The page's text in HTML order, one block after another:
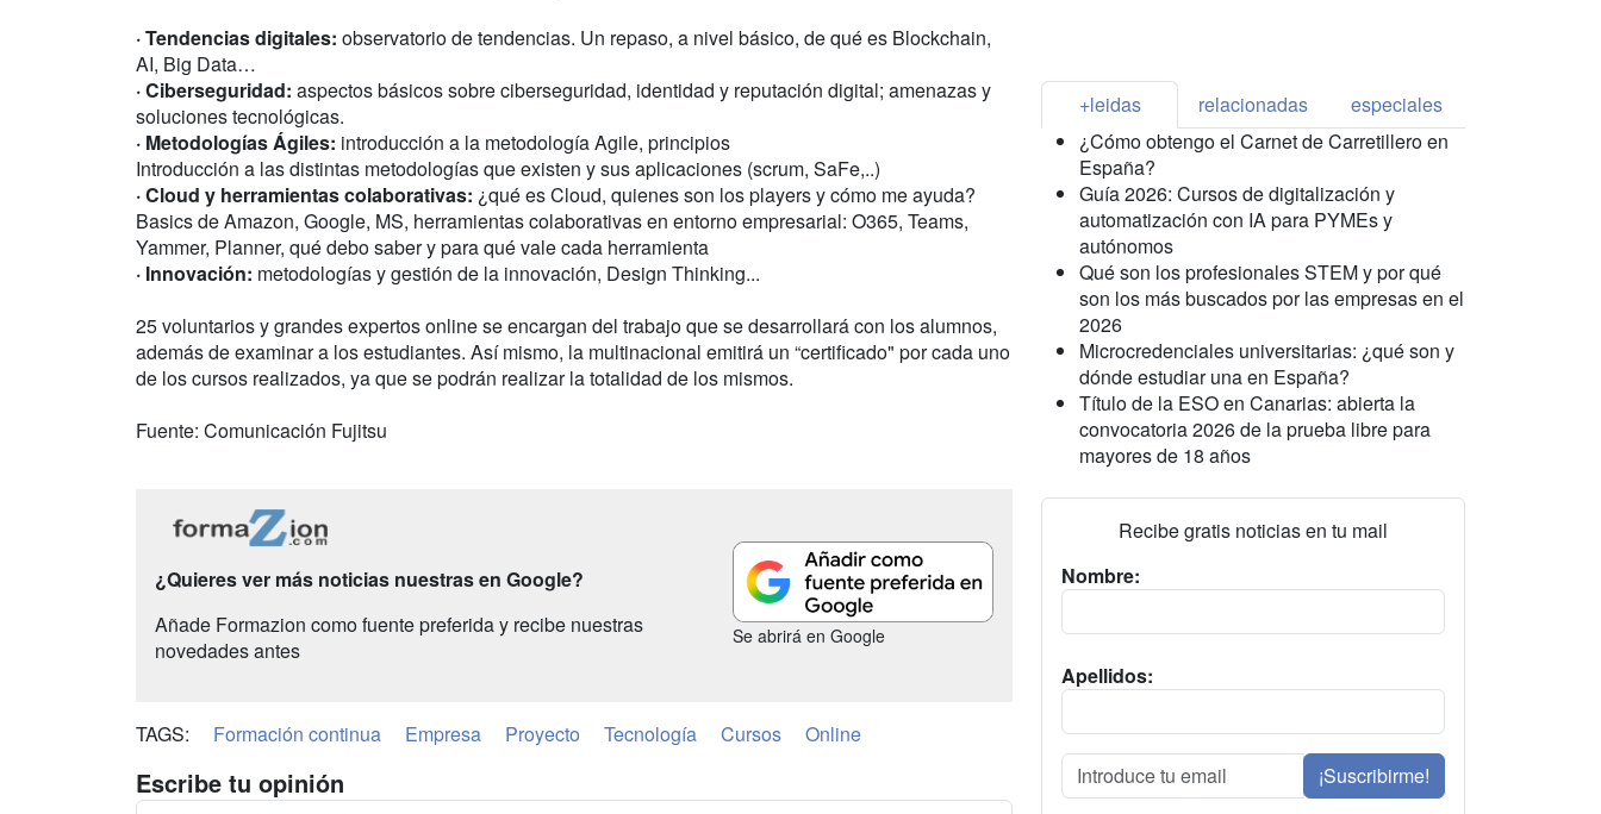
· Tendencias digitales: observatorio de tendencias. Un repaso, a nivel básico, de qué es Blockchain,
AI, Big Data…
· Ciberseguridad: aspectos básicos sobre ciberseguridad, identidad y reputación digital; amenazas y
soluciones tecnológicas.
· Metodologías Ágiles: introducción a la metodología Agile, principios
Introducción a las distintas metodologías que existen y sus aplicaciones (scrum, SaFe,..)
· Cloud y herramientas colaborativas: ¿qué es Cloud, quienes son los players y cómo me ayuda?
Basics de Amazon, Google, MS, herramientas colaborativas en entorno empresarial: O365, Teams,
Yammer, Planner, qué debo saber y para qué vale cada herramienta
· Innovación: metodologías y gestión de la innovación, Design Thinking...
25 voluntarios y grandes expertos online se encargan del trabajo que se desarrollará con los alumnos,
además de examinar a los estudiantes. Así mismo, la multinacional emitirá un “certificado" por cada uno
de los cursos realizados, ya que se podrán realizar la totalidad de los mismos.
Fuente: Comunicación Fujitsu
¿Quieres ver más noticias nuestras en Google?
Añade Formazion como fuente preferida y recibe nuestras
novedades antes
Se abrirá en Google
TAGS: Formación continua Empresa Proyecto Tecnología Cursos Online
Escribe tu opinión
+leidas relacionadas
especiales
¿Cómo obtengo el Carnet de Carretillero en
España?
Guía 2026: Cursos de digitalización y
automatización con IA para PYMEs y
autónomos
Qué son los profesionales STEM y por qué
son los más buscados por las empresas en el
2026
Microcredenciales universitarias: ¿qué son y
dónde estudiar una en España?
Título de la ESO en Canarias: abierta la
convocatoria 2026 de la prueba libre para
mayores de 18 años
Recibe gratis noticias en tu mail
Nombre:
Apellidos:
¡Suscribirme!